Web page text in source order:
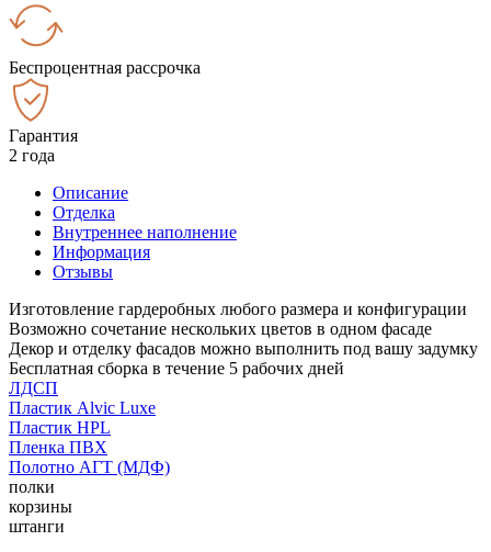
Беспроцентная рассрочка
Гарантия
2 года
Описание
Отделка
Внутреннее наполнение
Информация
Отзывы
Изготовление гардеробных любого размера и конфигурации
Возможно сочетание нескольких цветов в одном фасаде
Декор и отделку фасадов можно выполнить под вашу задумку
Бесплатная сборка в течение 5 рабочих дней
ЛДСП
Пластик Alvic Luxe
Пластик HPL
Пленка ПВХ
Полотно АГТ (МДФ)
полки
корзины
штанги